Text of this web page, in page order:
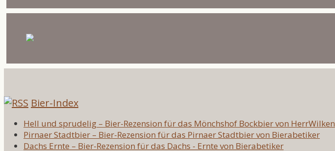
Bier-Index
Hell und sprudelig – Bier-Rezension für das Mönchshof Bockbier von HerrWilken
Pirnaer Stadtbier – Bier-Rezension für das Pirnaer Stadtbier von Bierabetiker
Dachs Ernte – Bier-Rezension für das Dachs - Ernte von Bierabetiker